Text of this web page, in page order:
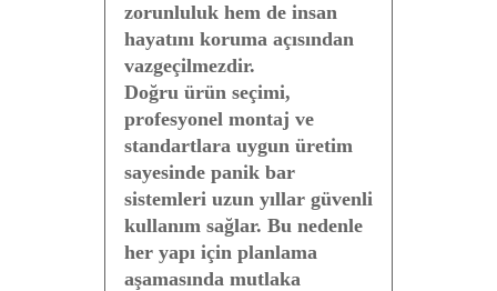
zorunluluk hem de insan
hayatını koruma açısından
vazgeçilmezdir.
Doğru ürün seçimi,
profesyonel montaj ve
standartlara uygun üretim
sayesinde panik bar
sistemleri uzun yıllar güvenli
kullanım sağlar. Bu nedenle
her yapı için planlama
aşamasında mutlaka